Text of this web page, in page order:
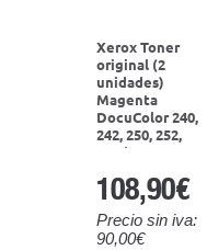
Xerox Toner
original (2
unidades)
Magenta
DocuColor 240,
242, 250, 252,
WorkCentre 7655
108,90€
Precio sin iva:
90,00€